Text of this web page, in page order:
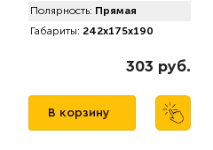
Полярность: Прямая
Габариты: 242x175x190
303 руб.
В корзину